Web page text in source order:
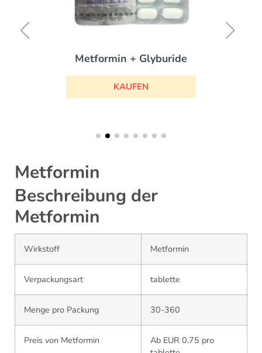
Metformin + Glyburide
KAUFEN
Metformin
Beschreibung der
Metformin
Wirkstoff Metformin
Verpackungsart tablette
Menge pro Packung 30-360
Preis von Metformin
Ab EUR 0.75 pro